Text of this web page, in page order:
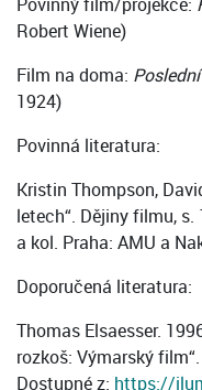
Robert Wiene)
Film na doma:
1924)
Povinná literatura:
Kristin Thompson,
letech“. Dějiny filmu,
a kol. Praha: AMU a
Doporučená literatura:
Thomas Elsaesser.
rozkoš: Výmarský
Dostupné z: https://